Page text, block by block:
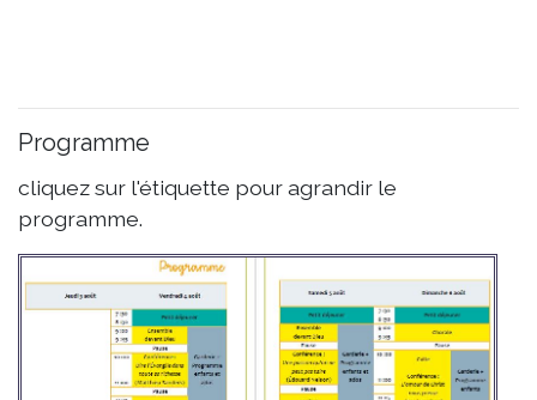
Programme
cliquez sur l'étiquette pour agrandir le
programme.